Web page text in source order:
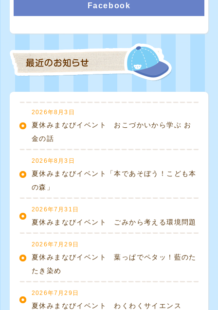
Facebook
2026年8月3日
夏休みまなびイベント おこづかいから学ぶ お
金の話
2026年8月3日
夏休みまなびイベント「本であそぼう！こども本
の森」
2026年7月31日
夏休みまなびイベント ごみから考える環境問題
2026年7月29日
夏休みまなびイベント 葉っぱでペタッ！藍のた
たき染め
2026年7月29日
夏休みまなびイベント わくわくサイエンス